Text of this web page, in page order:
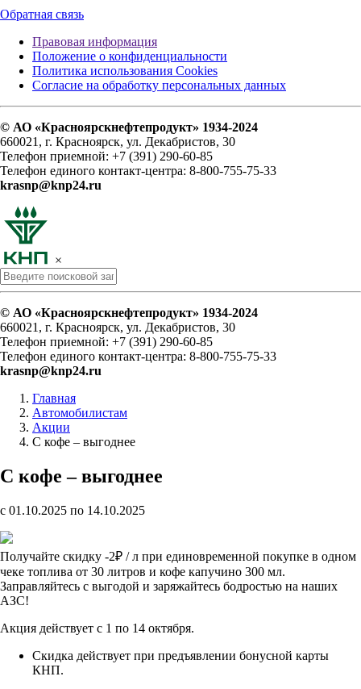
Обратная связь
Правовая информация
Положение о конфиденциальности
Политика использования Cookies
Согласие на обработку персональных данных
© АО «Красноярскнефтепродукт» 1934-2024
660021, г. Красноярск, ул. Декабристов, 30
Телефон приемной: +7 (391) 290-60-85
Телефон единого контакт-центра: 8-800-755-75-33
krasnp@knp24.ru
×
© АО «Красноярскнефтепродукт» 1934-2024
660021, г. Красноярск, ул. Декабристов, 30
Телефон приемной: +7 (391) 290-60-85
Телефон единого контакт-центра: 8-800-755-75-33
krasnp@knp24.ru
Главная
Автомобилистам
Акции
С кофе – выгоднее
С кофе – выгоднее
c 01.10.2025 по 14.10.2025
Получайте скидку -2₽ / л при единовременной покупке в одном
чеке топлива от 30 литров и кофе капучино 300 мл.
Заправляйтесь с выгодой и заряжайтесь бодростью на наших
АЗС!
Акция действует с 1 по 14 октября.
Скидка действует при предъявлении бонусной карты
КНП.